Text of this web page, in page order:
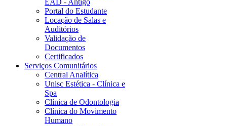
EAD - Antigo
Portal do Estudante
Locação de Salas e
Auditórios
Validação de
Documentos
Certificados
Serviços Comunitários
Central Analítica
Unisc Estética - Clínica e
Spa
Clínica de Odontologia
Clínica do Movimento
Humano